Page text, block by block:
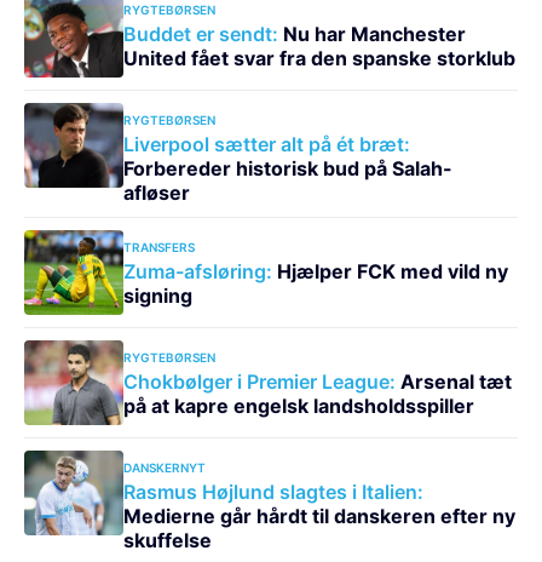
RYGTEBØRSEN
Buddet er sendt: Nu har Manchester
United fået svar fra den spanske storklub
RYGTEBØRSEN
Liverpool sætter alt på ét bræt:
Forbereder historisk bud på Salah-
afløser
TRANSFERS
Zuma-afsløring: Hjælper FCK med vild ny
signing
RYGTEBØRSEN
Chokbølger i Premier League: Arsenal tæt
på at kapre engelsk landsholdsspiller
DANSKERNYT
Rasmus Højlund slagtes i Italien:
Medierne går hårdt til danskeren efter ny
skuffelse